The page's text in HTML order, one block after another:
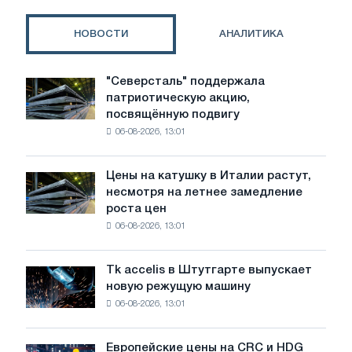
НОВОСТИ АНАЛИТИКА
"Северсталь"
поддержала
патриотическую
советской
авиации
в
Великой
Отечественной
войны
"Северсталь" поддержала
патриотическую акцию,
посвящённую подвигу
06-08-2026, 13:01
Цены
на
катушку
несмотря
на
летнее
замедление
роста
Цены на катушку в Италии растут,
несмотря на летнее замедление
роста цен
06-08-2026, 13:01
Tk
accelis
в
Tk accelis в Штутгарте выпускает
новую режущую машину
06-08-2026, 13:01
Европейские цены на CRC и HDG